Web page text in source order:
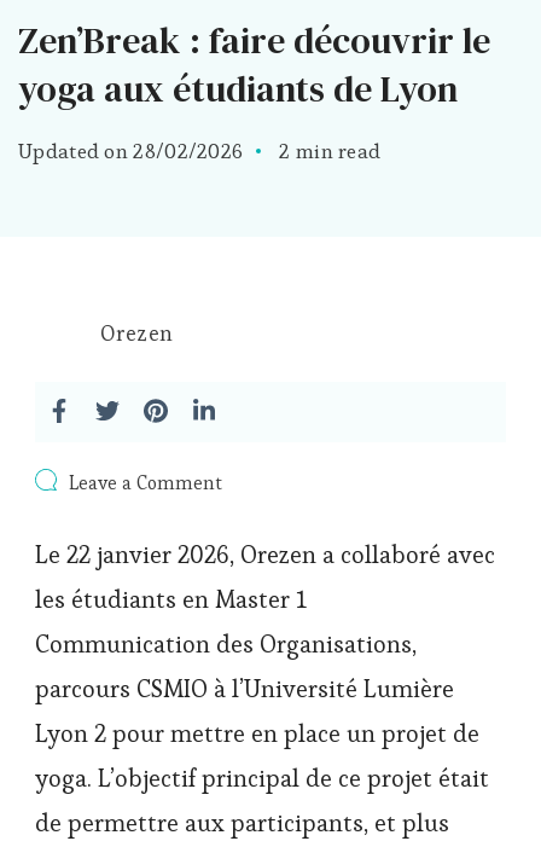
Zen’Break : faire découvrir le
yoga aux étudiants de Lyon
Updated on28/02/2026 2 min read
Orezen
Leave a Commenton
faire
le
aux
étudiants
de
Le 22 janvier 2026, Orezen a collaboré avec
les étudiants en Master 1
Communication des Organisations,
parcours CSMIO à l’Université Lumière
Lyon 2 pour mettre en place un projet de
yoga. L’objectif principal de ce projet était
de permettre aux participants, et plus